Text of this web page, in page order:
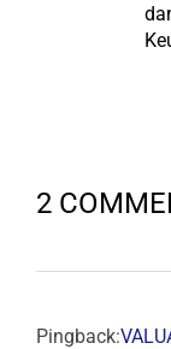
2
Pingback: